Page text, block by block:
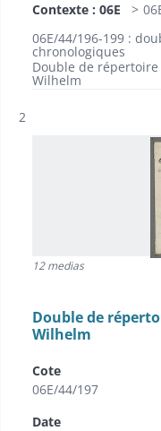
Contexte : 06E
06E/44/196-199 :
chronologiques
Double de
Wilhelm
Résultat n°
2
12 medias
Double de
Wilhelm
Cote
06E/44/197
Date